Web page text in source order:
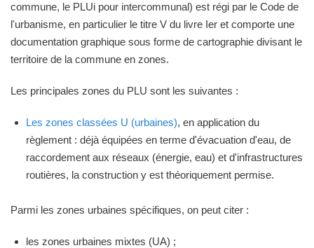
commune, le PLUi pour intercommunal) est régi par le Code de
l'urbanisme, en particulier le titre V du livre Ier et comporte une
documentation graphique sous forme de cartographie divisant le
territoire de la commune en zones.
Les principales zones du PLU sont les suivantes :
Les zones classées U (urbaines), en application du
règlement : déjà équipées en terme d'évacuation d'eau, de
raccordement aux réseaux (énergie, eau) et d'infrastructures
routières, la construction y est théoriquement permise.
Parmi les zones urbaines spécifiques, on peut citer :
les zones urbaines mixtes (UA) ;